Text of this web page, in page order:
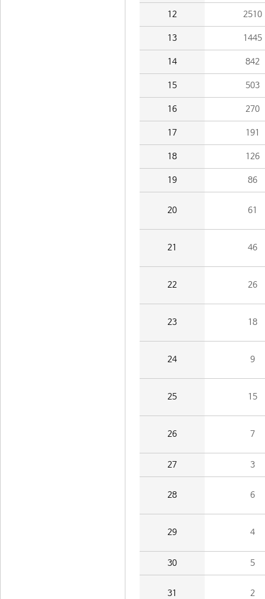
12 2510
13 1445
14 842
15 503
16 270
17 191
18 126
19 86
20 61
21 46
22 26
23 18
24 9
25 15
26 7
27 3
28 6
29 4
30 5
31 2